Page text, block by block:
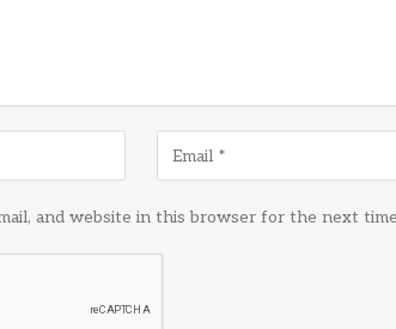
and website in this browser for the next